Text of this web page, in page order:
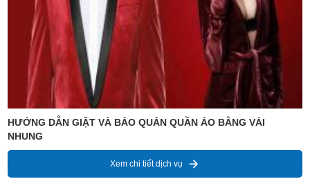
HƯỚNG DẪN GIẶT VÀ BẢO QUẢN QUẦN ÁO BẰNG VẢI
NHUNG
Xem chi tiết dịch vụ